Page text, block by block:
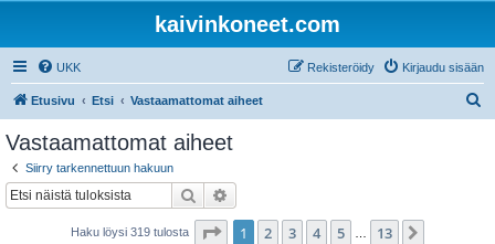
kaivinkoneet.com
UKK Kirjaudu sisään
Rekisteröidy
Etusivu Etsi Vastaamattomat aiheet
Vastaamattomat aiheet
Siirry tarkennettuun hakuun
Etsi
Haku löysi 319 tulosta Sivu /13
1 2 3 4 5 13